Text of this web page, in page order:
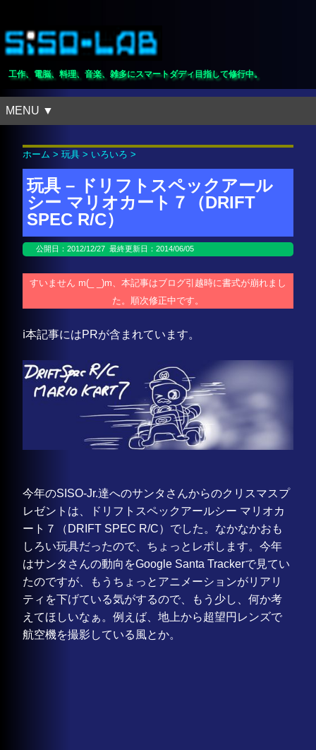
工作、電脳、料理、音楽、雑多にスマートダディ目指して修行中。
MENU ▼
ホーム >玩具 > いろいろ >
玩具 – ドリフトスペックアール
シー マリオカート７（DRIFT
SPEC R/C）
公開日：2012/12/27 最終更新日：2014/06/05
すいません m(_ _)m、本記事はブログ引越時に書式が崩れまし
た。順次修正中です。
ℹ️本記事にはPRが含まれています。
今年のSISO-Jr.達へのサンタさんからのクリスマスプ
レゼントは、ドリフトスペックアールシー マリオカ
ート７（DRIFT SPEC R/C）でした。なかなかおも
しろい玩具だったので、ちょっとレポします。今年
はサンタさんの動向をGoogle Santa Trackerで見てい
たのですが、もうちょっとアニメーションがリアリ
ティを下げている気がするので、もう少し、何か考
えてほしいなぁ。例えば、地上から超望円レンズで
航空機を撮影している風とか。